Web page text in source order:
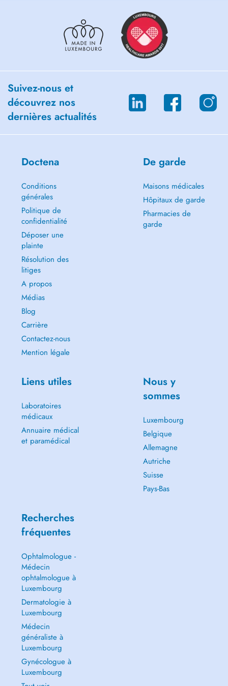
Suivez-nous et
découvrez nos
dernières actualités
Doctena
Conditions
générales
Politique de
confidentialité
Déposer une
plainte
Résolution des
litiges
A propos
Médias
Blog
Carrière
Contactez-nous
Mention légale
De garde
Maisons médicales
Hôpitaux de garde
Pharmacies de
garde
Liens utiles
Laboratoires
médicaux
Annuaire médical
et paramédical
Nous y
sommes
Luxembourg
Belgique
Allemagne
Autriche
Suisse
Pays-Bas
Recherches
fréquentes
Ophtalmologue -
Médecin
ophtalmologue à
Luxembourg
Dermatologie à
Luxembourg
Médecin
généraliste à
Luxembourg
Gynécologue à
Luxembourg